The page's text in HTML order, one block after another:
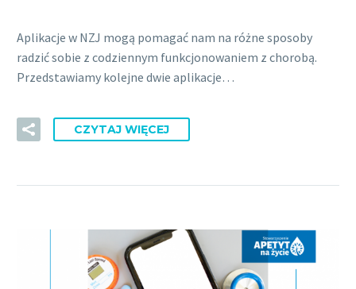
Aplikacje w NZJ mogą pomagać nam na różne sposoby
radzić sobie z codziennym funkcjonowaniem z chorobą.
Przedstawiamy kolejne dwie aplikacje…
CZYTAJ WIĘCEJ